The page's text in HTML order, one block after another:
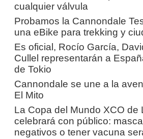
cualquier válvula
Probamos la Cannondale
una eBike para trekking y
Es oficial, Rocío García,
Cullel representarán a
de Tokio
Cannondale se une a la
El Mito
La Copa del Mundo XCO de
celebrará con público:
negativos o tener vacuna